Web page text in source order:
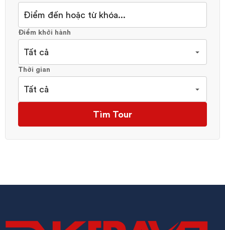
Điểm khởi hành
Thời gian
Tìm Tour